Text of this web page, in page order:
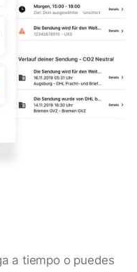
a tiempo o puedes